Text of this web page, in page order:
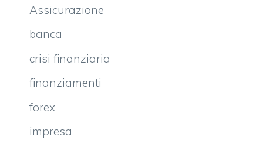
Assicurazione
banca
crisi finanziaria
finanziamenti
forex
impresa